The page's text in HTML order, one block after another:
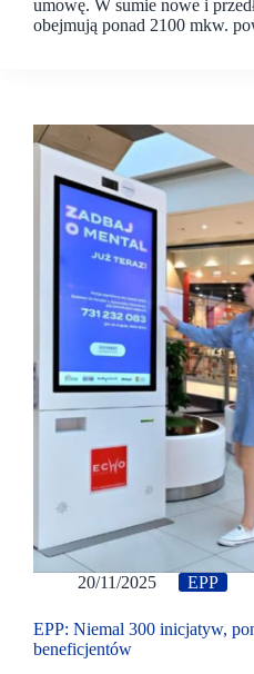
umowę. W sumie nowe i
obejmują ponad 2100 mkw.
20/11/2025 EPP
EPP: Niemal 300 inicjatyw,
beneficjentów